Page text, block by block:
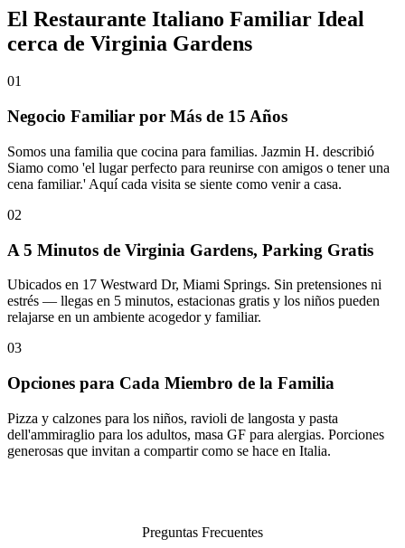
El Restaurante Italiano Familiar Ideal
cerca de Virginia Gardens
01
Negocio Familiar por Más de 15 Años
Somos una familia que cocina para familias. Jazmin H. describió
Siamo como 'el lugar perfecto para reunirse con amigos o tener una
cena familiar.' Aquí cada visita se siente como venir a casa.
02
A 5 Minutos de Virginia Gardens, Parking Gratis
Ubicados en 17 Westward Dr, Miami Springs. Sin pretensiones ni
estrés — llegas en 5 minutos, estacionas gratis y los niños pueden
relajarse en un ambiente acogedor y familiar.
03
Opciones para Cada Miembro de la Familia
Pizza y calzones para los niños, ravioli de langosta y pasta
dell'ammiraglio para los adultos, masa GF para alergias. Porciones
generosas que invitan a compartir como se hace en Italia.
Preguntas Frecuentes